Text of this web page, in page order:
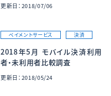
更新日：2018/07/06
ペイメントサービス 決済
2018年5月 モバイル決済利用
者・未利用者比較調査
更新日：2018/05/24